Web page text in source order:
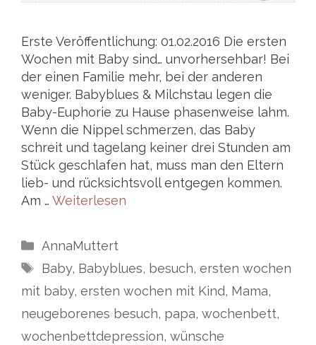
Erste Veröffentlichung: 01.02.2016 Die ersten
Wochen mit Baby sind… unvorhersehbar! Bei
der einen Familie mehr, bei der anderen
weniger. Babyblues & Milchstau legen die
Baby-Euphorie zu Hause phasenweise lahm.
Wenn die Nippel schmerzen, das Baby
schreit und tagelang keiner drei Stunden am
Stück geschlafen hat, muss man den Eltern
lieb- und rücksichtsvoll entgegen kommen.
Am … Weiterlesen
Kategorien
AnnaMuttert
Schlagwörter
Baby, Babyblues, besuch, ersten wochen
mit baby, ersten wochen mit Kind, Mama,
neugeborenes besuch, papa, wochenbett,
wochenbettdepression, wünsche